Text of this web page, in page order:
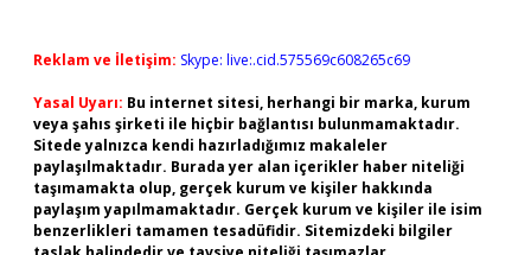
Reklam ve İletişim: Skype: live:.cid.575569c608265c69
Yasal Uyarı: Bu internet sitesi, herhangi bir marka, kurum
veya şahıs şirketi ile hiçbir bağlantısı bulunmamaktadır.
Sitede yalnızca kendi hazırladığımız makaleler
paylaşılmaktadır. Burada yer alan içerikler haber niteliği
taşımamakta olup, gerçek kurum ve kişiler hakkında
paylaşım yapılmamaktadır. Gerçek kurum ve kişiler ile isim
benzerlikleri tamamen tesadüfidir. Sitemizdeki bilgiler